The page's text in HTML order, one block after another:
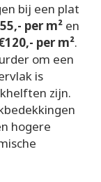
bij een plat
per m² en
per m².
om een
is
zijn.
hogere